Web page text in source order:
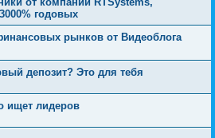
годовых
рынков от Видеоблога
депозит? Это для тебя
ищет лидеров